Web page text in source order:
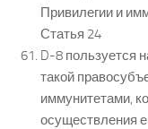
Привилегии и
Статья 24
D-8 пользуется
такой
иммунитетами,
осуществления